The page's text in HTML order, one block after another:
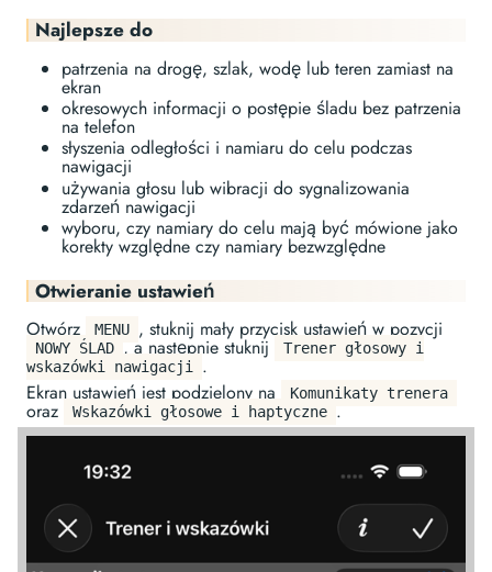
Najlepsze do
patrzenia na drogę, szlak, wodę lub teren zamiast na
ekran
okresowych informacji o postępie śladu bez patrzenia
na telefon
słyszenia odległości i namiaru do celu podczas
nawigacji
używania głosu lub wibracji do sygnalizowania
zdarzeń nawigacji
wyboru, czy namiary do celu mają być mówione jako
korekty względne czy namiary bezwzględne
Otwieranie ustawień
Otwórz MENU , stuknij mały przycisk ustawień w pozycji
NOWY ŚLAD , a następnie stuknij
Trener głosowy i
wskazówki nawigacji
.
Ekran ustawień jest podzielony na
Komunikaty trenera
oraz Wskazówki głosowe i haptyczne .